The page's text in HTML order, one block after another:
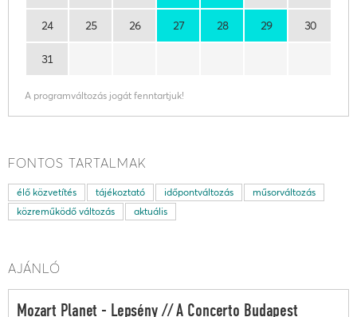
24 25 26 27 28 29 30
31
A programváltozás jogát fenntartjuk!
FONTOS TARTALMAK
élő közvetítés tájékoztató időpontváltozás
műsorváltozás
közreműködő változás
aktuális
AJÁNLÓ
Mozart Planet - Lepsény // A Concerto Budapest